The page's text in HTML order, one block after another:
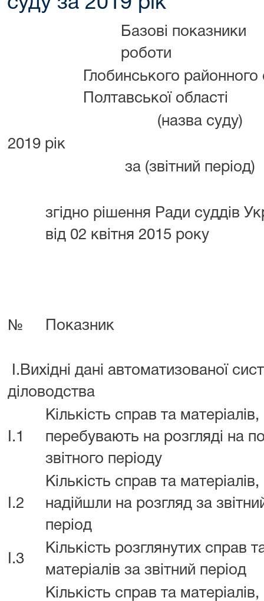
Базові показники
роботи
Глобинського районного
Полтавської області
(назва суду)
2019 рік
за (звітний період)
згідно рішення Ради суддів
від 02 квітня 2015 року
№ Показник
I.Вихідні дані автоматизованої
діловодства
I.1
Кількість справ та
перебувають на розгляді на
звітного періоду
I.2
Кількість справ та
надійшли на розгляд за
період
I.3
Кількість розглянутих справ
матеріалів за звітний період
Кількість справ та